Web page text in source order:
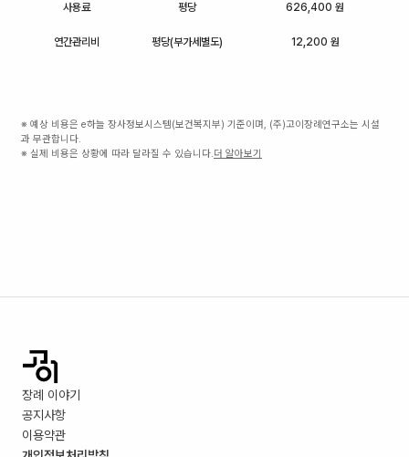
사용료 평당 626,400 원
연간관리비 평당(부가세별도) 12,200 원
※ 예상 비용은 e하늘 장사정보시스템(보건복지부) 기준이며, (주)고이장례연구소는 시설
과 무관합니다.
※ 실제 비용은 상황에 따라 달라질 수 있습니다.더 알아보기
장례 이야기
공지사항
이용약관